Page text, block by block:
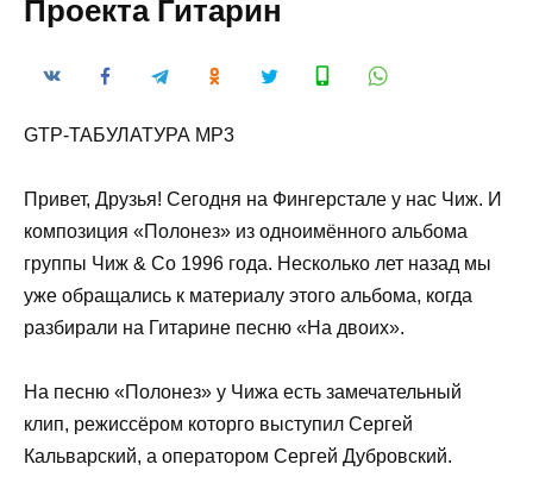
Проекта Гитарин
GTP-ТАБУЛАТУРА MP3
Привет, Друзья! Сегодня на Фингерстале у нас Чиж. И
композиция «Полонез» из одноимённого альбома
группы Чиж & Co 1996 года. Несколько лет назад мы
уже обращались к материалу этого альбома, когда
разбирали на Гитарине песню «На двоих».
На песню «Полонез» у Чижа есть замечательный
клип, режиссёром которго выступил Сергей
Кальварский, а оператором Сергей Дубровский.